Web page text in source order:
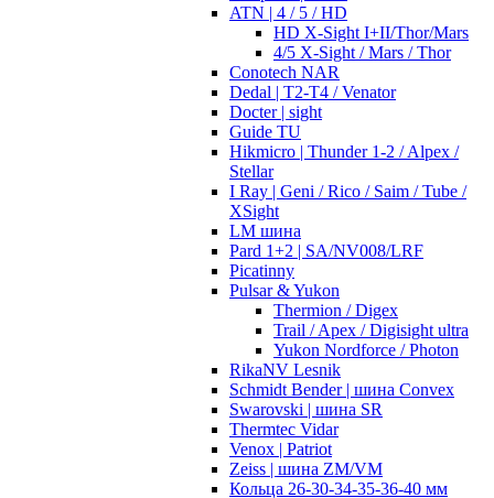
ATN | 4 / 5 / HD
HD X-Sight I+II/Thor/Mars
4/5 X-Sight / Mars / Thor
Conotech NAR
Dedal | T2-T4 / Venator
Docter | sight
Guide TU
Hikmicro | Thunder 1-2 / Alpex /
Stellar
I Ray | Geni / Rico / Saim / Tube /
XSight
LM шина
Pard 1+2 | SA/NV008/LRF
Picatinny
Pulsar & Yukon
Thermion / Digex
Trail / Apex / Digisight ultra
Yukon Nordforce / Photon
RikaNV Lesnik
Schmidt Bender | шина Convex
Swarovski | шина SR
Thermtec Vidar
Venox | Patriot
Zeiss | шина ZM/VM
Кольца 26-30-34-35-36-40 мм